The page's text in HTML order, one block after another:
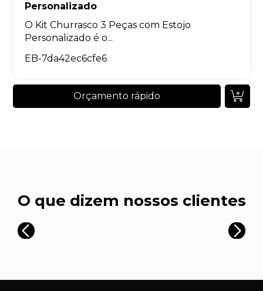
Personalizado
O Kit Churrasco 3 Peças com Estojo
Personalizado é o...
EB-7da42ec6cfe6
Orçamento rápido
O que dizem nossos clientes